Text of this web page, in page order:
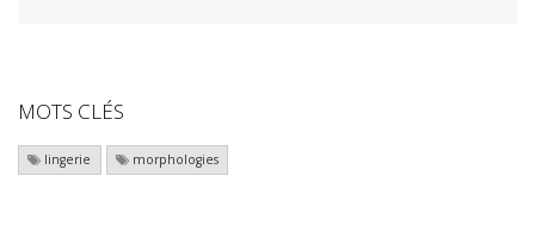
MOTS CLÉS
lingerie morphologies